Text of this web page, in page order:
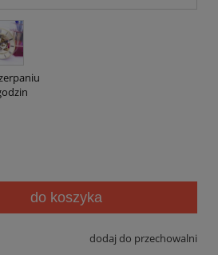
do koszyka
dodaj do przechowalni